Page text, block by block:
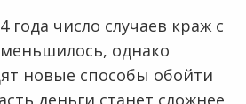
года число случаев краж с
однако
новые способы обойти
деньги станет сложнее